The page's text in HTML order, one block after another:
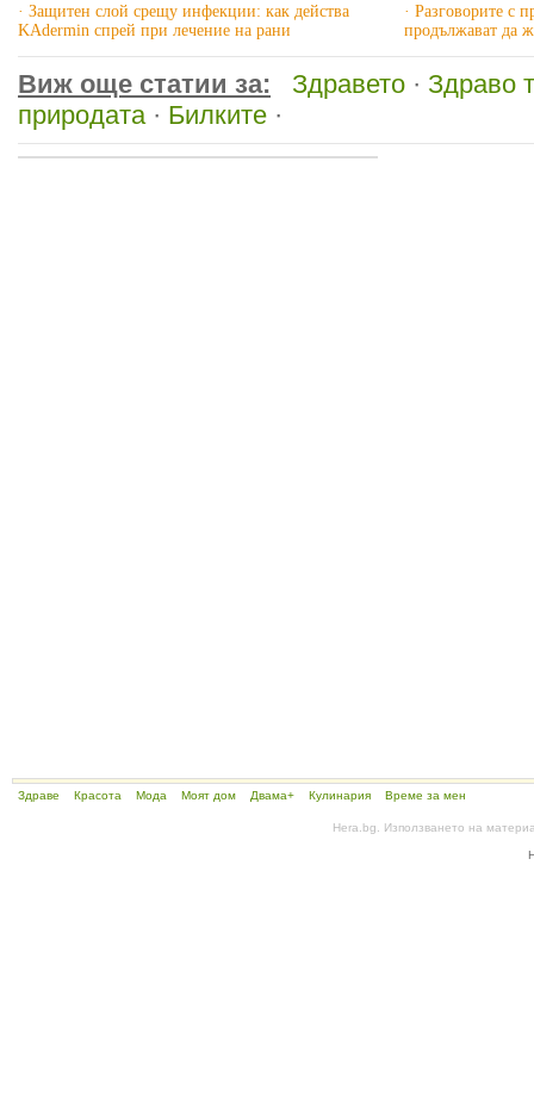
· Защитен слой срещу инфекции: как действа
KAdermin спрей при лечение на рани
· Разговорите с
продължават да
Виж още статии за: Здравето · Здраво
природата· Билките ·
Здраве Красота Мода Моят дом Двама+ Кулинария Време за мен
Hera.bg. Използването на